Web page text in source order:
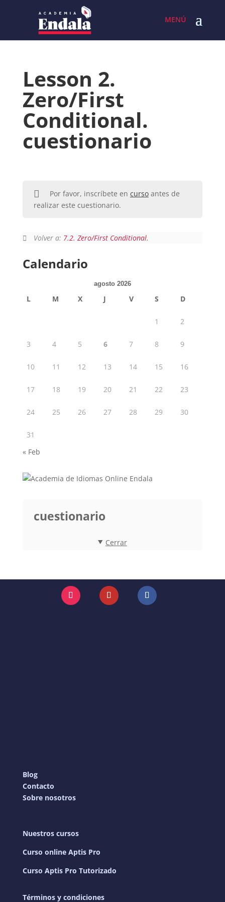
Lesson 2.
Zero/First
Conditional.
cuestionario
Por favor, inscríbete en cursoantes de
realizar este cuestionario.
Volver a: 7.2. Zero/First Conditional.
Calendario
agosto 2026
L M X J V S D
1 2
3 4 5 6 7 8 9
10 11 12 13 14 15 16
17 18 19 20 21 22 23
24 25 26 27 28 29 30
31
« Feb
cuestionario
Cerrar
Instagram YouTube Facebook
Blog
Contacto
Sobre nosotros
Nuestros cursos
Curso online Aptis Pro
Curso Aptis Pro Tutorizado
Términos y condiciones